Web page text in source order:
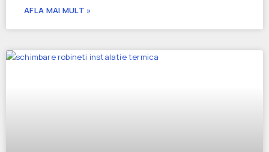
AFLA MAI MULT »